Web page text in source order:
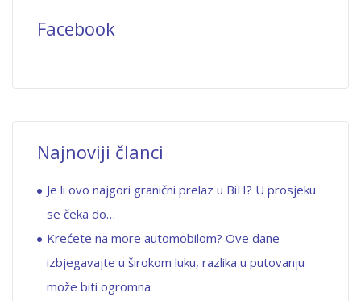
Facebook
Najnoviji članci
Je li ovo najgori granični prelaz u BiH? U prosjeku
se čeka do…
Krećete na more automobilom? Ove dane
izbjegavajte u širokom luku, razlika u putovanju
može biti ogromna